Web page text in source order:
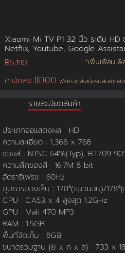
Xiaomi Mi TV P1 32 นิ้ว ระดับ
Netflix, Youtube, Google
฿5,190
*เพิ่มเพื่อนเพื่
ค่าจัดส่ง ฿300 ฟรีค่าจัดส่งเมื่อรับสินค้าที่สา
รายละเอียดสินค้า
การชำระเงิน
ขั้นตอนการสั่งซื้อ
คณะกรรมการบริหาร
การคืนเงินและคืนสินค้า
ทวียนต์ 53 สาขา
ผลงานของเรา
สมัครงาน